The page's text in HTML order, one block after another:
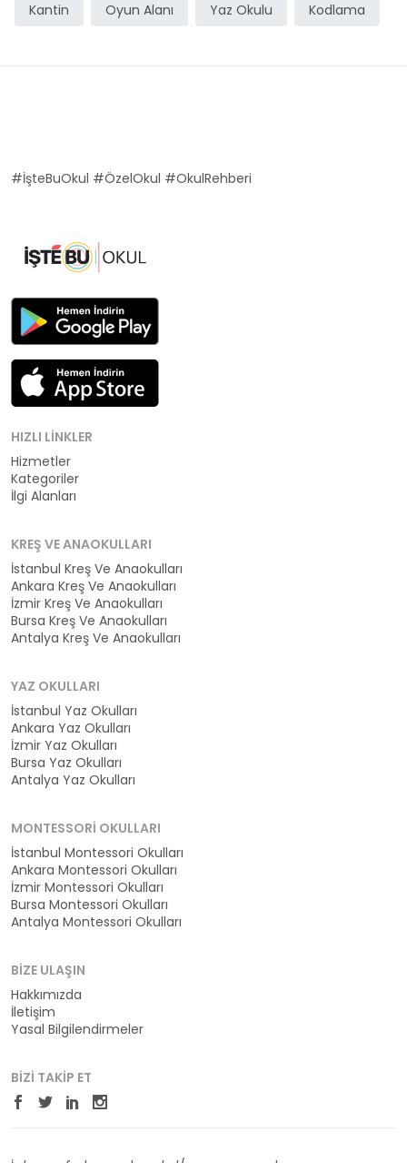
Kantin Oyun Alanı Yaz Okulu Kodlama
#İşteBuOkul #ÖzelOkul #OkulRehberi
HIZLI LINKLER
Hizmetler
Kategoriler
İlgi Alanları
KREŞ VE ANAOKULLARI
İstanbul Kreş Ve Anaokulları
Ankara Kreş Ve Anaokulları
İzmir Kreş Ve Anaokulları
Bursa Kreş Ve Anaokulları
Antalya Kreş Ve Anaokulları
YAZ OKULLARI
İstanbul Yaz Okulları
Ankara Yaz Okulları
İzmir Yaz Okulları
Bursa Yaz Okulları
Antalya Yaz Okulları
MONTESSORI OKULLARI
İstanbul Montessori Okulları
Ankara Montessori Okulları
İzmir Montessori Okulları
Bursa Montessori Okulları
Antalya Montessori Okulları
BIZE ULAŞIN
Hakkımızda
İletişim
Yasal Bilgilendirmeler
BIZI TAKIP ET